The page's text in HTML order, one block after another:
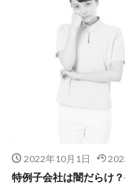
2022年10月1日
特例子会社は闇だらけ